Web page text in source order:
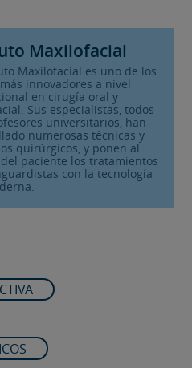
Maxilofacial
Maxilofacial es uno de los
innovadores a nivel
en cirugía oral y
Sus especialistas, todos
universitarios, han
numerosas técnicas y
quirúrgicos, y ponen al
paciente los tratamientos
con la tecnología